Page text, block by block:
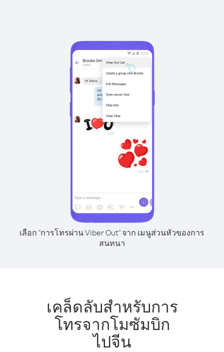
เลือก "การโทรผ่าน Viber Out" จาก เมนูส่วนหัวของการ
สนทนา
เคล็ดลับสำหรับการ
โทรจากโมซัมบิก
ไปจีน